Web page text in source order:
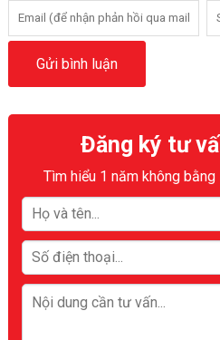
Đăng ký tư
Tìm hiểu 1 năm không